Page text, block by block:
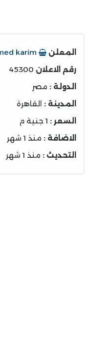
المعلن
رقم الاعلان 45300
الدولة : مصر
المدينة : القاهرة
السعر : 1 جنية م
الاضافة : منذ 1 شهر
التحديث : منذ 1 شهر